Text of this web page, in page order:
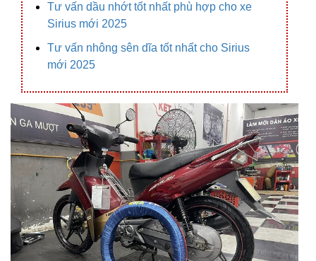
Tư vấn dầu nhớt tốt nhất phù hợp cho xe
Sirius mới 2025
Tư vấn nhông sên dĩa tốt nhất cho Sirius
mới 2025